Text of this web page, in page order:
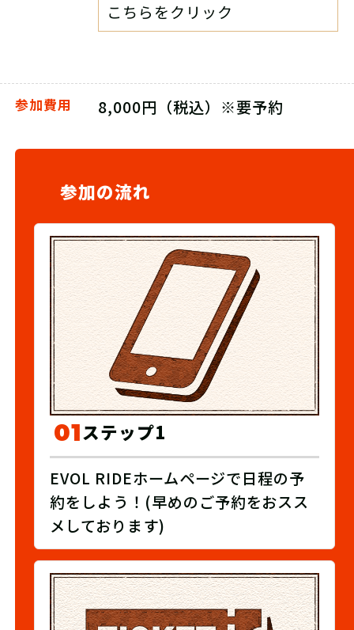
こちらをクリック
参加費用 8,000円（税込）※要予約
参加の流れ
01ステップ1
EVOL RIDEホームページで日程の予
約をしよう！(早めのご予約をおスス
メしております)